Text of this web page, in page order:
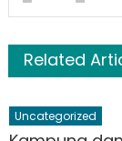
Related
Uncategorized